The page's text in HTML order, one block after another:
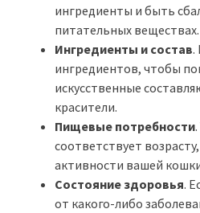
ингредиенты и быть
питательных веществах.
Ингредиенты и состав.
ингредиентов, чтобы
искусственные
красители.
Пищевые потребности
соответствует
активности вашей
Состояние здоровья.
от какого-либо